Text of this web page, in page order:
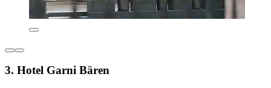
3. Hotel Garni Bären